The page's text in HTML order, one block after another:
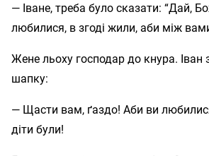
— Іване, треба було сказати: “Дай,
любилися, в згоді жили, аби між
Жене льоху господар до кнура. Іван
шапку:
— Щасти вам, ґаздо! Аби ви
діти були!